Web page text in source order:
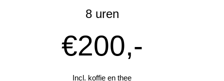
8 uren
€200,-
Incl. koffie en thee